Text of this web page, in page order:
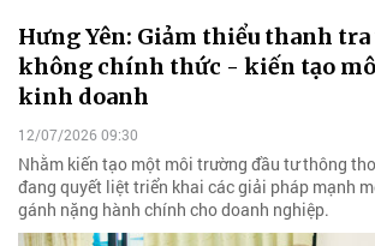
Hưng Yên: Giảm thiểu thanh
không chính thức - kiến tạo
kinh doanh
12/07/2026 09:30
Nhằm kiến tạo một môi trường đầu tư thông
đang quyết liệt triển khai các giải pháp mạnh
gánh nặng hành chính cho doanh nghiệp.